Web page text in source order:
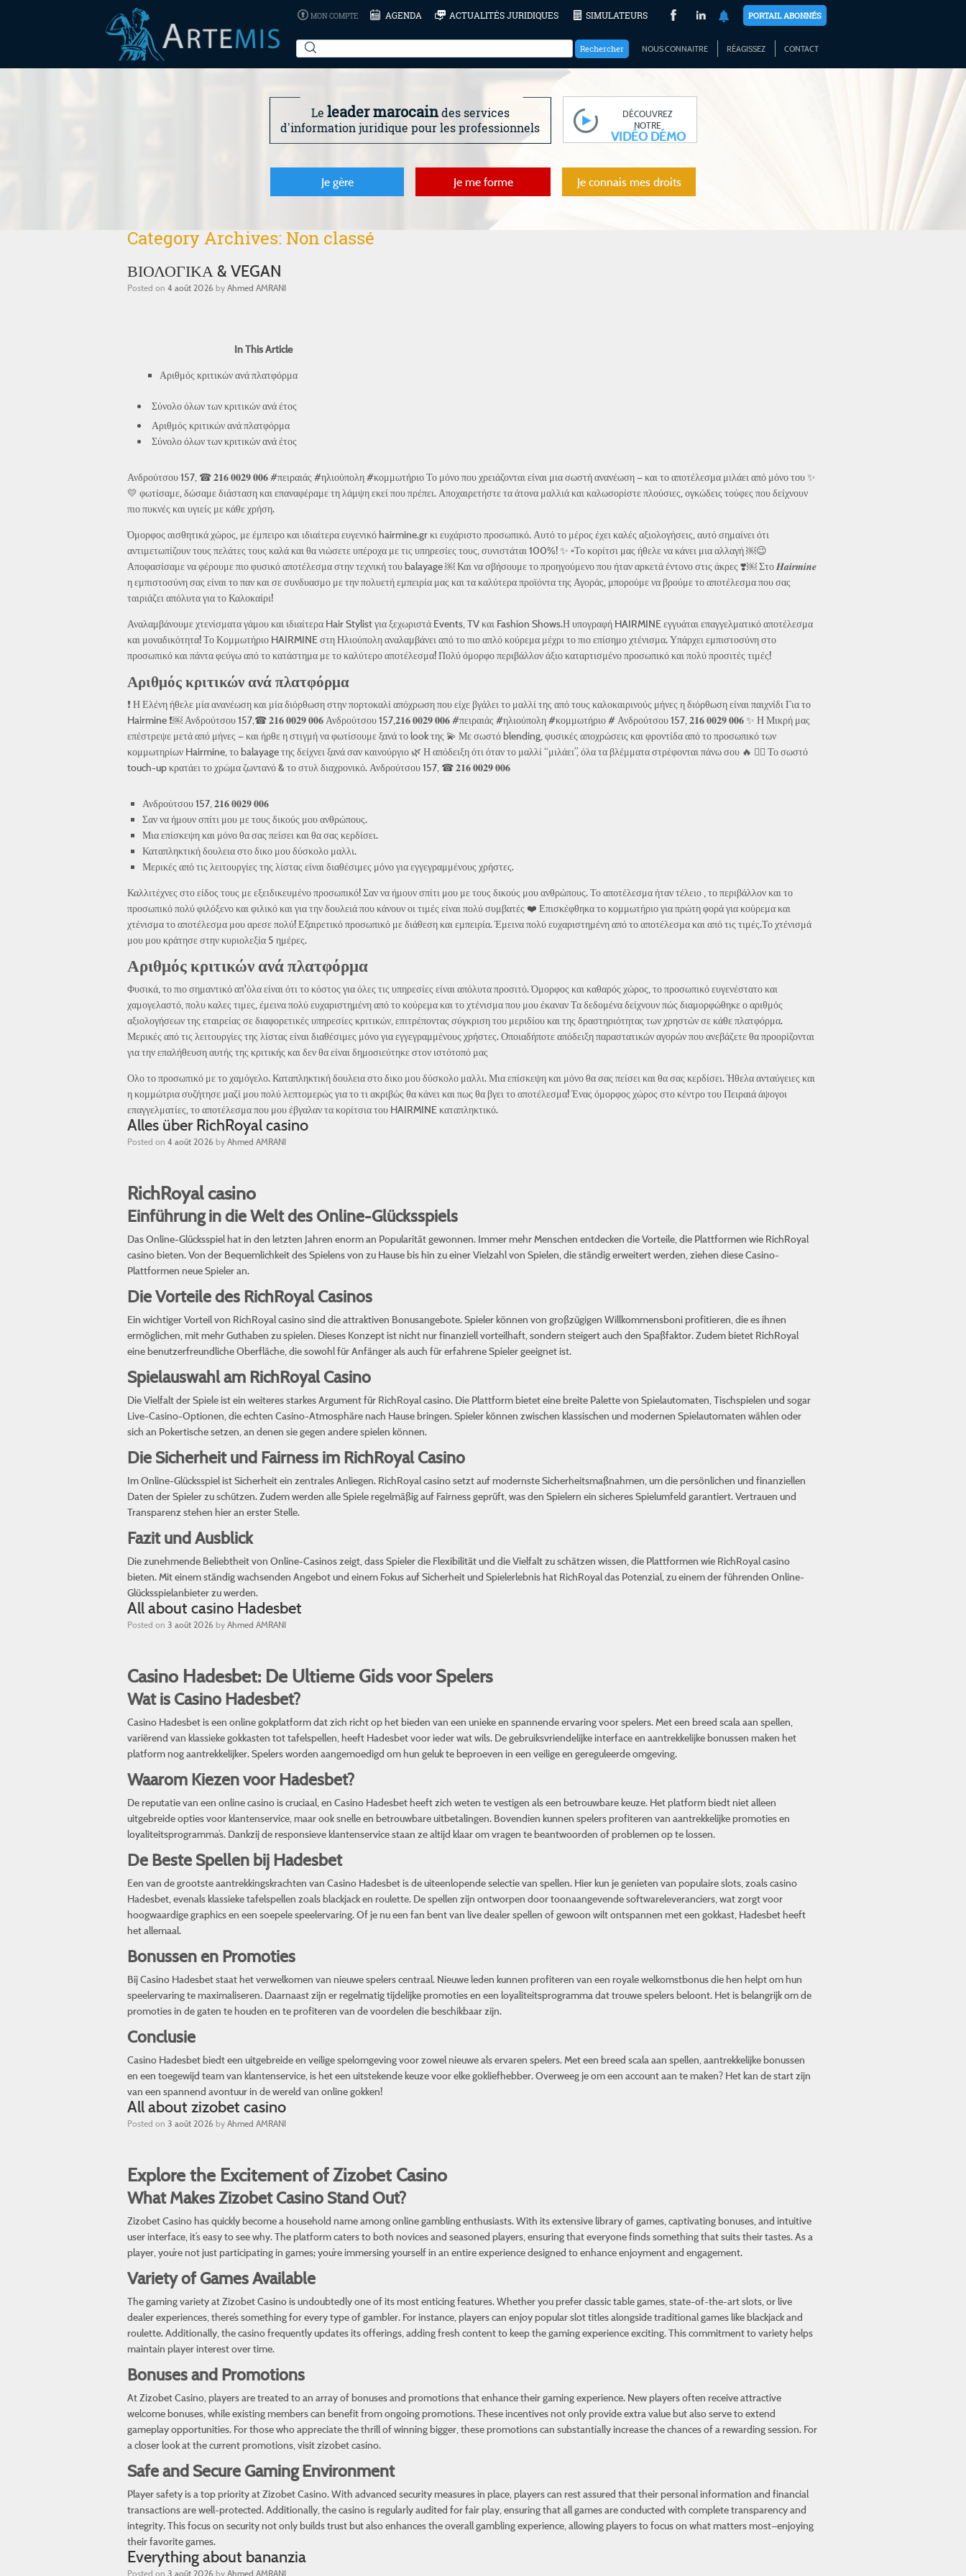
MON COMPTE AGENDA ACTUALITÉS JURIDIQUES SIMULATEURS PORTAIL ABONNÉS
NOUS CONNAITRE RÉAGISSEZ CONTACT
Le leader marocaindes services
d'information juridique pour les professionnels
DÉCOUVREZ
NOTRE
VIDÉO DÉMO
Je gère Je me forme Je connais mes droits
Category Archives: Non classé
ΒΙΟΛΟΓΙΚΑ & VEGAN
Posted on 4 août 2026byAhmed AMRANI
In This Article
Αριθμός κριτικών ανά πλατφόρμα
Σύνολο όλων των κριτικών ανά έτος
Αριθμός κριτικών ανά πλατφόρμα
Σύνολο όλων των κριτικών ανά έτος
Ανδρούτσου 157, ☎ 𝟐𝟏𝟔 𝟎𝟎𝟐𝟗 𝟎𝟎𝟔 #πειραιάς #ηλιούπολη #κομμωτήριο Το μόνο που χρειάζονται είναι μια σωστή ανανέωση — και το αποτέλεσμα μιλάει από μόνο του ✨
💛 φωτίσαμε, δώσαμε διάσταση και επαναφέραμε τη λάμψη εκεί που πρέπει. Αποχαιρετήστε τα άτονα μαλλιά και καλωσορίστε πλούσιες, ογκώδεις τούφες που δείχνουν
πιο πυκνές και υγιείς με κάθε χρήση.
Όμορφος αισθητικά χώρος, με έμπειρο και ιδιαίτερα ευγενικόhairmine.grκι ευχάριστο προσωπικό. Αυτό το μέρος έχει καλές αξιολογήσεις, αυτό σημαίνει ότι
αντιμετωπίζουν τους πελάτες τους καλά και θα νιώσετε υπέροχα με τις υπηρεσίες τους, συνιστάται 100%! ✨ ▫️Το κορίτσι μας ήθελε να κάνει μια αλλαγή ￼😉
Αποφασίσαμε να φέρουμε πιο φυσικό αποτέλεσμα στην τεχνική του balayage ￼ Και να σβήσουμε το προηγούμενο που ήταν αρκετά έντονο στις άκρες ❣️￼ Στο 𝑯𝒂𝒊𝒓𝒎𝒊𝒏𝒆
η εμπιστοσύνη σας είναι το παν και σε συνδυασμο με την πολυετή εμπειρία μας και τα καλύτερα προϊόντα της Αγοράς, μπορούμε να βρούμε το αποτέλεσμα που σας
ταιριάζει απόλυτα για το Καλοκαίρι!
Αναλαμβάνουμε χτενίσματα γάμου και ιδιαίτερα Hair Stylist για ξεχωριστά Events, TV και Fashion Shows.Η υπογραφή HAIRMINE εγγυάται επαγγελματικό αποτέλεσμα
και μοναδικότητα! Το Κομμωτήριο HAIRMINE στη Ηλιούπολη αναλαμβάνει από το πιο απλό κούρεμα μέχρι το πιο επίσημο χτένισμα. Υπάρχει εμπιστοσύνη στο
προσωπικό και πάντα φεύγω από το κατάστημα με το καλύτερο αποτέλεσμα! Πολύ όμορφο περιβάλλον άξιο καταρτισμένο προσωπικό και πολύ προσιτές τιμές!
Αριθμός κριτικών ανά πλατφόρμα
❗️ Η Ελένη ήθελε μία ανανέωση και μία διόρθωση στην πορτοκαλί απόχρωση που είχε βγάλει το μαλλί της από τους καλοκαιρινούς μήνες η διόρθωση είναι παιχνίδι Για το
Hairmine ❗️￼ Ανδρούτσου 157,☎ 𝟐𝟏𝟔 𝟎𝟎𝟐𝟗 𝟎𝟎𝟔 Ανδρούτσου 157,𝟐𝟏𝟔 𝟎𝟎𝟐𝟗 𝟎𝟎𝟔 #πειραιάς #ηλιούπολη #κομμωτήριο # Ανδρούτσου 157, 𝟐𝟏𝟔 𝟎𝟎𝟐𝟗 𝟎𝟎𝟔 ✨ Η Μικρή μας
επέστρεψε μετά από μήνες — και ήρθε η στιγμή να φωτίσουμε ξανά το look της 💫 Με σωστό blending, φυσικές αποχρώσεις και φροντίδα από το προσωπικό των
κομμωτηρίων Hairmine, το balayage της δείχνει ξανά σαν καινούργιο 🌿 Η απόδειξη ότι όταν το μαλλί “μιλάει”, όλα τα βλέμματα στρέφονται πάνω σου 🔥 💇‍♀️ Το σωστό
touch-up κρατάει το χρώμα ζωντανό & το στυλ διαχρονικό. Ανδρούτσου 157, ☎ 𝟐𝟏𝟔 𝟎𝟎𝟐𝟗 𝟎𝟎𝟔
Ανδρούτσου 157, 𝟐𝟏𝟔 𝟎𝟎𝟐𝟗 𝟎𝟎𝟔
Σαν να ήμουν σπίτι μου με τους δικούς μου ανθρώπους.
Μια επίσκεψη και μόνο θα σας πείσει και θα σας κερδίσει.
Καταπληκτική δουλεια στο δικο μου δύσκολο μαλλι.
Μερικές από τις λειτουργίες της λίστας είναι διαθέσιμες μόνο για εγγεγραμμένους χρήστες.
Καλλιτέχνες στο είδος τους με εξειδικευμένο προσωπικό! Σαν να ήμουν σπίτι μου με τους δικούς μου ανθρώπους. Το αποτέλεσμα ήταν τέλειο , το περιβάλλον και το
προσωπικό πολύ φιλόξενο και φιλικό και για την δουλειά που κάνουν οι τιμές είναι πολύ συμβατές ❤️ Επισκέφθηκα το κομμωτήριο για πρώτη φορά για κούρεμα και
χτένισμα το αποτέλεσμα μου αρεσε πολύ! Εξαιρετικό προσωπικό με διάθεση και εμπειρία. Έμεινα πολύ ευχαριστημένη από το αποτέλεσμα και από τις τιμές.Το χτένισμά
μου μου κράτησε στην κυριολεξία 5 ημέρες.
Αριθμός κριτικών ανά πλατφόρμα
Φυσικά, το πιο σημαντικό απ'όλα είναι ότι το κόστος για όλες τις υπηρεσίες είναι απόλυτα προσιτό. Όμορφος και καθαρός χώρος, το προσωπικό ευγενέστατο και
χαμογελαστό, πολυ καλες τιμες, έμεινα πολύ ευχαριστημένη από το κούρεμα και το χτένισμα που μου έκαναν Τα δεδομένα δείχνουν πώς διαμορφώθηκε ο αριθμός
αξιολογήσεων της εταιρείας σε διαφορετικές υπηρεσίες κριτικών, επιτρέποντας σύγκριση του μεριδίου και της δραστηριότητας των χρηστών σε κάθε πλατφόρμα.
Μερικές από τις λειτουργίες της λίστας είναι διαθέσιμες μόνο για εγγεγραμμένους χρήστες. Οποιαδήποτε απόδειξη παραστατικών αγορών που ανεβάζετε θα προορίζονται
για την επαλήθευση αυτής της κριτικής και δεν θα είναι δημοσιεύτηκε στον ιστότοπό μας
Ολο το προσωπικό με το χαμόγελο. Καταπληκτική δουλεια στο δικο μου δύσκολο μαλλι. Μια επίσκεψη και μόνο θα σας πείσει και θα σας κερδίσει. Ήθελα ανταύγειες και
η κομμώτρια συζήτησε μαζί μου πολύ λεπτομερώς για το τι ακριβώς θα κάνει και πως θα βγει το αποτέλεσμα! Ένας όμορφος χώρος στο κέντρο του Πειραιά άψογοι
επαγγελματίες, το αποτέλεσμα που μου έβγαλαν τα κορίτσια του HAIRMINE καταπληκτικό.
Alles über RichRoyal casino
Posted on 4 août 2026byAhmed AMRANI
RichRoyal casino
Einführung in die Welt des Online-Glücksspiels
Das Online-Glücksspiel hat in den letzten Jahren enorm an Popularität gewonnen. Immer mehr Menschen entdecken die Vorteile, die Plattformen wie RichRoyal
casinobieten. Von der Bequemlichkeit des Spielens von zu Hause bis hin zu einer Vielzahl von Spielen, die ständig erweitert werden, ziehen diese Casino-
Plattformen neue Spieler an.
Die Vorteile des RichRoyal Casinos
Ein wichtiger Vorteil von RichRoyal casino sind die attraktiven Bonusangebote. Spieler können von großzügigen Willkommensboni profitieren, die es ihnen
ermöglichen, mit mehr Guthaben zu spielen. Dieses Konzept ist nicht nur finanziell vorteilhaft, sondern steigert auch den Spaßfaktor. Zudem bietet RichRoyal
eine benutzerfreundliche Oberfläche, die sowohl für Anfänger als auch für erfahrene Spieler geeignet ist.
Spielauswahl am RichRoyal Casino
Die Vielfalt der Spiele ist ein weiteres starkes Argument für RichRoyal casino. Die Plattform bietet eine breite Palette von Spielautomaten, Tischspielen und sogar
Live-Casino-Optionen, die echten Casino-Atmosphäre nach Hause bringen. Spieler können zwischen klassischen und modernen Spielautomaten wählen oder
sich an Pokertische setzen, an denen sie gegen andere spielen können.
Die Sicherheit und Fairness im RichRoyal Casino
Im Online-Glücksspiel ist Sicherheit ein zentrales Anliegen. RichRoyal casino setzt auf modernste Sicherheitsmaßnahmen, um die persönlichen und finanziellen
Daten der Spieler zu schützen. Zudem werden alle Spiele regelmäßig auf Fairness geprüft, was den Spielern ein sicheres Spielumfeld garantiert. Vertrauen und
Transparenz stehen hier an erster Stelle.
Fazit und Ausblick
Die zunehmende Beliebtheit von Online-Casinos zeigt, dass Spieler die Flexibilität und die Vielfalt zu schätzen wissen, die Plattformen wie RichRoyal casino
bieten. Mit einem ständig wachsenden Angebot und einem Fokus auf Sicherheit und Spielerlebnis hat RichRoyal das Potenzial, zu einem der führenden Online-
Glücksspielanbieter zu werden.
All about casino Hadesbet
Posted on 3 août 2026byAhmed AMRANI
Casino Hadesbet: De Ultieme Gids voor Spelers
Wat is Casino Hadesbet?
Casino Hadesbet is een online gokplatform dat zich richt op het bieden van een unieke en spannende ervaring voor spelers. Met een breed scala aan spellen,
variërend van klassieke gokkasten tot tafelspellen, heeft Hadesbet voor ieder wat wils. De gebruiksvriendelijke interface en aantrekkelijke bonussen maken het
platform nog aantrekkelijker. Spelers worden aangemoedigd om hun geluk te beproeven in een veilige en gereguleerde omgeving.
Waarom Kiezen voor Hadesbet?
De reputatie van een online casino is cruciaal, en Casino Hadesbet heeft zich weten te vestigen als een betrouwbare keuze. Het platform biedt niet alleen
uitgebreide opties voor klantenservice, maar ook snelle en betrouwbare uitbetalingen. Bovendien kunnen spelers profiteren van aantrekkelijke promoties en
loyaliteitsprogramma’s. Dankzij de responsieve klantenservice staan ze altijd klaar om vragen te beantwoorden of problemen op te lossen.
De Beste Spellen bij Hadesbet
Een van de grootste aantrekkingskrachten van Casino Hadesbet is de uiteenlopende selectie van spellen. Hier kun je genieten van populaire slots, zoalscasino
Hadesbet , evenals klassieke tafelspellen zoals blackjack en roulette. De spellen zijn ontworpen door toonaangevende softwareleveranciers, wat zorgt voor
hoogwaardige graphics en een soepele speelervaring. Of je nu een fan bent van live dealer spellen of gewoon wilt ontspannen met een gokkast, Hadesbet heeft
het allemaal.
Bonussen en Promoties
Bij Casino Hadesbet staat het verwelkomen van nieuwe spelers centraal. Nieuwe leden kunnen profiteren van een royale welkomstbonus die hen helpt om hun
speelervaring te maximaliseren. Daarnaast zijn er regelmatig tijdelijke promoties en een loyaliteitsprogramma dat trouwe spelers beloont. Het is belangrijk om de
promoties in de gaten te houden en te profiteren van de voordelen die beschikbaar zijn.
Conclusie
Casino Hadesbet biedt een uitgebreide en veilige spelomgeving voor zowel nieuwe als ervaren spelers. Met een breed scala aan spellen, aantrekkelijke bonussen
en een toegewijd team van klantenservice, is het een uitstekende keuze voor elke gokliefhebber. Overweeg je om een account aan te maken? Het kan de start zijn
van een spannend avontuur in de wereld van online gokken!
All about zizobet casino
Posted on 3 août 2026byAhmed AMRANI
Explore the Excitement of Zizobet Casino
What Makes Zizobet Casino Stand Out?
Zizobet Casino has quickly become a household name among online gambling enthusiasts. With its extensive library of games, captivating bonuses, and intuitive
user interface, it’s easy to see why. The platform caters to both novices and seasoned players, ensuring that everyone finds something that suits their tastes. As a
player, you’re not just participating in games; you’re immersing yourself in an entire experience designed to enhance enjoyment and engagement.
Variety of Games Available
The gaming variety at Zizobet Casino is undoubtedly one of its most enticing features. Whether you prefer classic table games, state-of-the-art slots, or live
dealer experiences, there’s something for every type of gambler. For instance, players can enjoy popular slot titles alongside traditional games like blackjack and
roulette. Additionally, the casino frequently updates its offerings, adding fresh content to keep the gaming experience exciting. This commitment to variety helps
maintain player interest over time.
Bonuses and Promotions
At Zizobet Casino, players are treated to an array of bonuses and promotions that enhance their gaming experience. New players often receive attractive
welcome bonuses, while existing members can benefit from ongoing promotions. These incentives not only provide extra value but also serve to extend
gameplay opportunities. For those who appreciate the thrill of winning bigger, these promotions can substantially increase the chances of a rewarding session. For
a closer look at the current promotions, visitzizobet casino.
Safe and Secure Gaming Environment
Player safety is a top priority at Zizobet Casino. With advanced security measures in place, players can rest assured that their personal information and financial
transactions are well-protected. Additionally, the casino is regularly audited for fair play, ensuring that all games are conducted with complete transparency and
integrity. This focus on security not only builds trust but also enhances the overall gambling experience, allowing players to focus on what matters most—enjoying
their favorite games.
Everything about bananzia
Posted on 3 août 2026byAhmed AMRANI